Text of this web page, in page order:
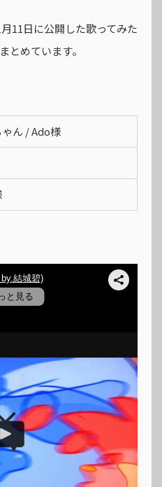
11日に公開した歌ってみた
とめています。
ん / Ado様